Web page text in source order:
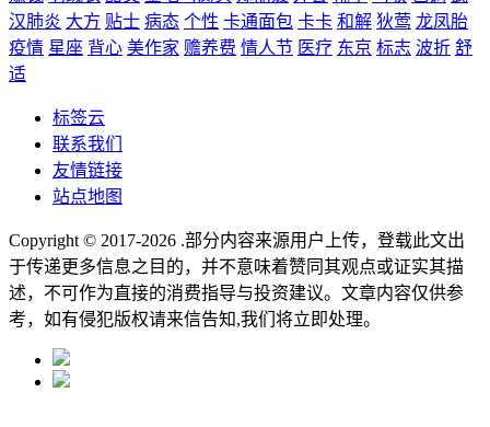
汉肺炎 大方 贴士 病态 个性 卡通面包 卡卡 和解 狄莺 龙凤胎
疫情 星座 背心 美作家 赡养费 情人节 医疗 东京 标志 波折 舒
适
标签云
联系我们
友情链接
站点地图
Copyright © 2017-2026 .部分内容来源用户上传，登载此文出
于传递更多信息之目的，并不意味着赞同其观点或证实其描
述，不可作为直接的消费指导与投资建议。文章内容仅供参
考，如有侵犯版权请来信告知,我们将立即处理。